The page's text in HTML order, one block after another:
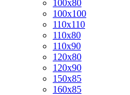
100x80
100x100
110x110
110x80
110x90
120x80
120x90
150x85
160x85